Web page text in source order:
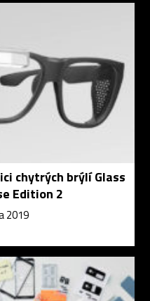
chytrých brýlí Glass
Edition 2
2019